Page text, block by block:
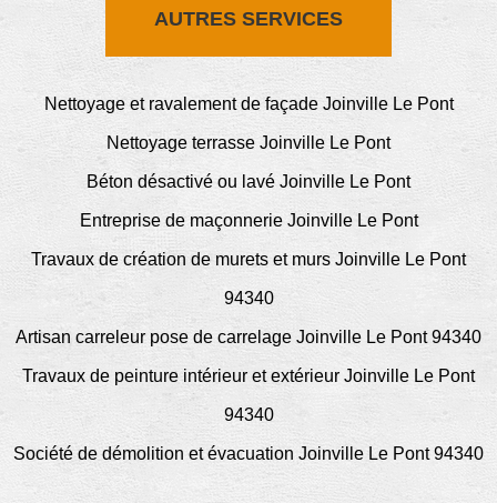
AUTRES SERVICES
Nettoyage et ravalement de façade Joinville Le Pont
Nettoyage terrasse Joinville Le Pont
Béton désactivé ou lavé Joinville Le Pont
Entreprise de maçonnerie Joinville Le Pont
Travaux de création de murets et murs Joinville Le Pont
94340
Artisan carreleur pose de carrelage Joinville Le Pont 94340
Travaux de peinture intérieur et extérieur Joinville Le Pont
94340
Société de démolition et évacuation Joinville Le Pont 94340